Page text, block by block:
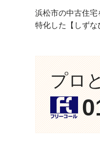
浜松市の中古住
特化した【しずな
プロ